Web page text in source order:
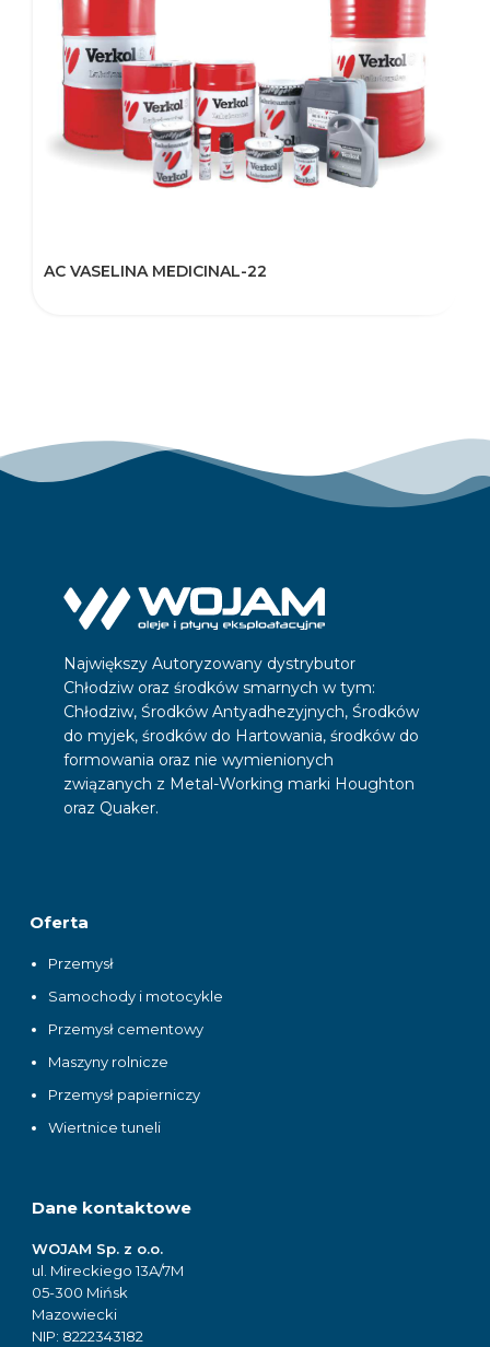
AC VASELINA MEDICINAL-22
Największy Autoryzowany dystrybutor
Chłodziw oraz środków smarnych w tym:
Chłodziw, Środków Antyadhezyjnych, Środków
do myjek, środków do Hartowania, środków do
formowania oraz nie wymienionych
związanych z Metal-Working marki Houghton
oraz Quaker.
Oferta
Przemysł
Samochody i motocykle
Przemysł cementowy
Maszyny rolnicze
Przemysł papierniczy
Wiertnice tuneli
Dane kontaktowe
WOJAM Sp. z o.o.
ul. Mireckiego 13A/7M
05-300 Mińsk
Mazowiecki
NIP: 8222343182